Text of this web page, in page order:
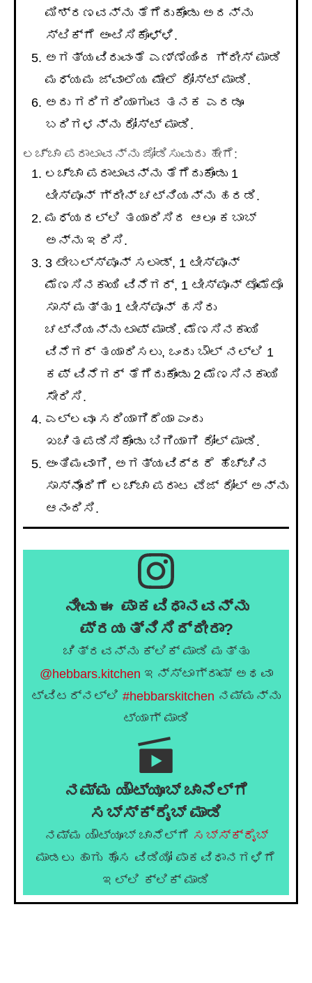
ಮಿಶ್ರಣವನ್ನು ತೆಗೆದುಕೊಂಡು ಅದನ್ನು
ಸ್ಟಿಕ್ಗೆ ಅಂಟಿಸಿಕೊಳ್ಳಿ.
ಅಗತ್ಯವಿರುವಂತೆ ಎಣ್ಣೆಯಿಂದ ಗ್ರೀಸ್ ಮಾಡಿ
ಮಧ್ಯಮ ಜ್ವಾಲೆಯ ಮೇಲೆ ರೋಸ್ಟ್ ಮಾಡಿ.
ಅದು ಗರಿಗರಿಯಾಗುವ ತನಕ ಎರಡೂ
ಬದಿಗಳನ್ನು ರೋಸ್ಟ್ ಮಾಡಿ.
ಲಚ್ಚಾ ಪರಾಟಾವನ್ನು ಜೋಡಿಸುವುದು ಹೇಗೆ:
ಲಚ್ಚಾ ಪರಾಟಾವನ್ನು ತೆಗೆದುಕೊಂಡು 1
ಟೀಸ್ಪೂನ್ ಗ್ರೀನ್ ಚಟ್ನಿಯನ್ನು ಹರಡಿ.
ಮಧ್ಯದಲ್ಲಿ ತಯಾರಿಸಿದ ಆಲೂ ಕಬಾಬ್
ಅನ್ನು ಇರಿಸಿ.
3 ಟೇಬಲ್ಸ್ಪೂನ್ ಸಲಾಡ್, 1 ಟೀಸ್ಪೂನ್
ಮೆಣಸಿನಕಾಯಿ ವಿನೆಗರ್, 1 ಟೀಸ್ಪೂನ್ ಟೊಮೆಟೊ
ಸಾಸ್ ಮತ್ತು 1 ಟೀಸ್ಪೂನ್ ಹಸಿರು
ಚಟ್ನಿಯನ್ನು ಟಾಪ್ ಮಾಡಿ. ಮೆಣಸಿನಕಾಯಿ
ವಿನೆಗರ್ ತಯಾರಿಸಲು, ಒಂದು ಬೌಲ್ ನಲ್ಲಿ 1
ಕಪ್ ವಿನೆಗರ್ ತೆಗೆದುಕೊಂಡು 2 ಮೆಣಸಿನಕಾಯಿ
ಸೇರಿಸಿ.
ಎಲ್ಲವೂ ಸರಿಯಾಗಿದೆಯಾ ಎಂದು
ಖಚಿತಪಡಿಸಿಕೊಂಡು ಬಿಗಿಯಾಗಿ ರೋಲ್ ಮಾಡಿ.
ಅಂತಿಮವಾಗಿ, ಅಗತ್ಯವಿದ್ದರೆ ಹೆಚ್ಚಿನ
ಸಾಸ್ನೊಂದಿಗೆ ಲಚ್ಚಾ ಪರಾಟ ವೆಜ್ ರೋಲ್ ಅನ್ನು
ಆನಂದಿಸಿ.
ನೀವು ಈ ಪಾಕವಿಧಾನವನ್ನು
ಪ್ರಯತ್ನಿಸಿದ್ದೀರಾ?
ಚಿತ್ರವನ್ನು ಕ್ಲಿಕ್ ಮಾಡಿ ಮತ್ತು
@hebbars.kitchen ಇನ್ಸ್ಟಾಗ್ರಾಮ್ ಅಥವಾ
ಟ್ವಿಟರ್‌ನಲ್ಲಿ #hebbarskitchen ನಮ್ಮನ್ನು
ಟ್ಯಾಗ್ ಮಾಡಿ
ನಮ್ಮ ಯೌಟ್ಯೂಬ್ ಚಾನೆಲ್ಗೆ
ಸಬ್ಸ್ಕ್ರೈಬ್ ಮಾಡಿ
ನಮ್ಮ ಯೌಟ್ಯೂಬ್ ಚಾನೆಲ್ಗೆ ಸಬ್ಸ್ಕ್ರೈಬ್
ಮಾಡಲು ಹಾಗು ಹೊಸ ವಿಡಿಯೋ ಪಾಕವಿಧಾನಗಳಿಗೆ
ಇಲ್ಲಿ ಕ್ಲಿಕ್ ಮಾಡಿ